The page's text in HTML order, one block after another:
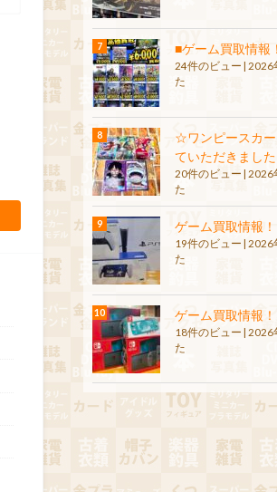
■ゲーム買取情報
24件のビュー | 2026
た
☆ワンピースカ
ていただきまし
20件のビュー | 2026
た
ゲーム買取情報！
19件のビュー
2026
た
ゲーム買取情報！
18件のビュー | 2026
た